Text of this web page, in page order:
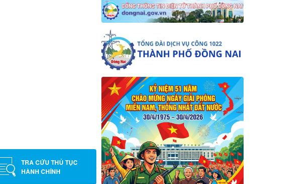
TRA CỨU THỦ TỤC
HÀNH CHÍNH